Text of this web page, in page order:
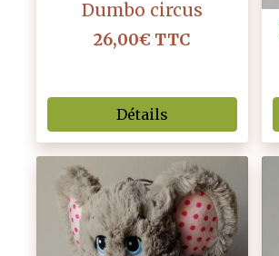
Dumbo circus
26,00€ TTC
Détails